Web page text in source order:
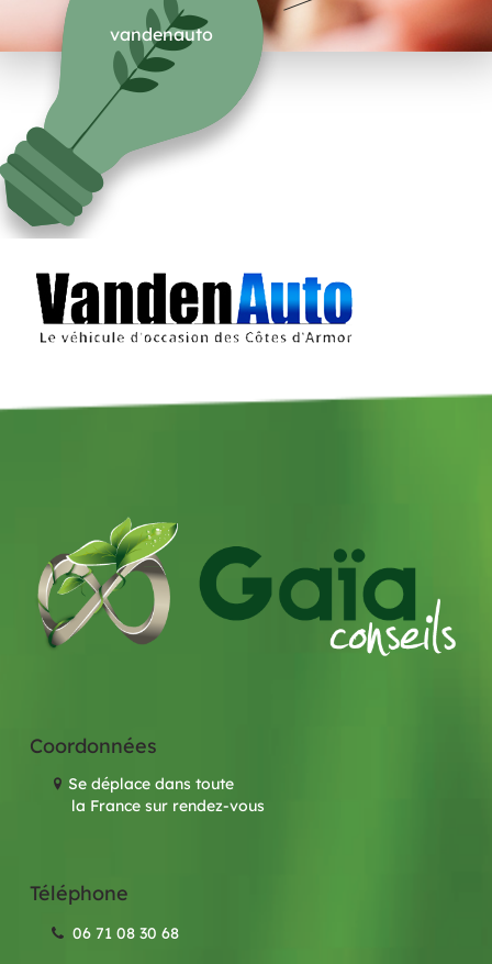
vandenauto
Coordonnées
Se déplace dans toute
la France sur rendez-vous
Téléphone
06 71 08 30 68